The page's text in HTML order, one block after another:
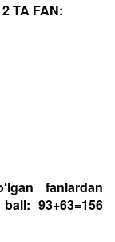
2 TA FAN:
fanlardan
93+63=156